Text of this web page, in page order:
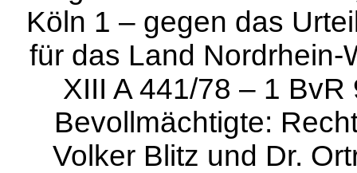
Köln 1 – gegen das
für das Land Nordrhein-
XIII A 441/78 – 1
Bevollmächtigte:
Volker Blitz und Dr.